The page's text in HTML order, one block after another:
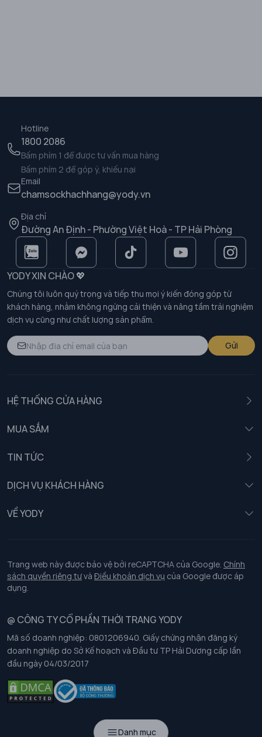
Danh mục
Hotline
1800 2086
Bấm phím 1 để được tư vấn mua hàng
Bấm phím 2 để góp ý, khiếu nại
Email
chamsockhachhang@yody.vn
Địa chỉ
Đường An Định - Phường Việt Hoà - TP Hải Phòng
YODY XIN CHÀO 💖
Chúng tôi luôn quý trọng và tiếp thu mọi ý kiến đóng góp từ
khách hàng, nhằm không ngừng cải thiện và nâng tầm trải nghiệm
dịch vụ cũng như chất lượng sản phẩm.
Gửi
HỆ THỐNG CỬA HÀNG
MUA SẮM
TIN TỨC
DỊCH VỤ KHÁCH HÀNG
Chính sách khách hàng thân thiết
Chính sách bảo vệ dữ liệu cá nhân
Chính sách thanh toán, giao nhận
Chính sách chất lượng và an toàn sức khoẻ nghề nghiệp
Chính sách đơn đồng phục
Hướng dẫn chọn kích thước
VỀ YODY
Tuyển dụng
Trang web này được bảo vệ bởi reCAPTCHA của Google. Chính
sách quyền riêng tưvà Điều khoản dịch vụ của Google được áp
dụng.
@ CÔNG TY CỔ PHẦN THỜI TRANG YODY
Mã số doanh nghiệp: 0801206940. Giấy chứng nhận đăng ký
doanh nghiệp do Sở Kế hoạch và Đầu tư TP Hải Dương cấp lần
đầu ngày 04/03/2017